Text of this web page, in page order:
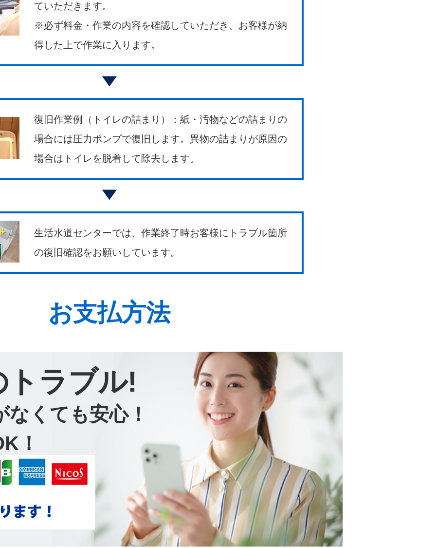
ていただきます。
※必ず料金・作業の内容を確認していただき、お客様が納
得した上で作業に入ります。
復旧作業例（トイレの詰まり）：紙・汚物などの詰まりの
場合には圧力ポンプで復旧します。異物の詰まりが原因の
場合はトイレを脱着して除去します。
生活水道センターでは、作業終了時お客様にトラブル箇所
の復旧確認をお願いしています。
お支払方法
ラブル!
くても安心！
！